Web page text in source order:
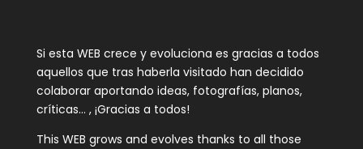
Si esta WEB crece y evoluciona es gracias a todos
aquellos que tras haberla visitado han decidido
colaborar aportando ideas, fotografías, planos,
críticas… , ¡Gracias a todos!
This WEB grows and evolves thanks to all those